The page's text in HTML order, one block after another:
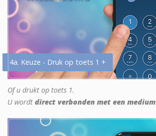
4a. Keuze - Druk op toets 1 +
Of u drukt op toets 1.
U wordt direct verbonden met een medium